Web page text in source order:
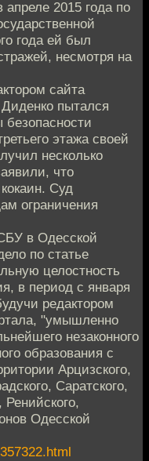
2015 года по
года ей был
несмотря на
сайта
пытался
этажа своей
несколько
что
Суд
ограничения
в Одесской
по статье
целостность
в период с января
редактором
"умышленно
незаконного
образования с
Арцизского,
Саратского,
Ренийского,
Одесской